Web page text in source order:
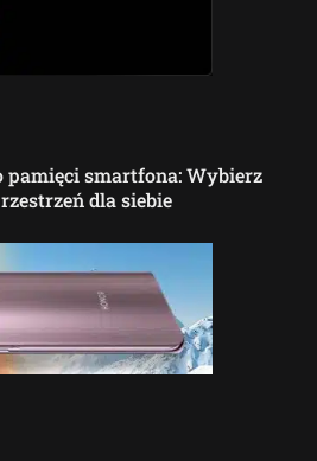
pamięci smartfona: Wybierz
dla siebie